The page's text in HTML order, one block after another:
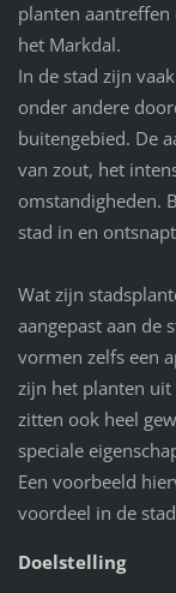
planten
het Markdal.
In de stad zijn
onder andere
buitengebied. De
van zout, het
omstandigheden.
stad in en
Wat zijn
aangepast aan de
vormen zelfs een
zijn het planten
zitten ook heel
speciale
Een voorbeeld
voordeel in de
Doelstelling